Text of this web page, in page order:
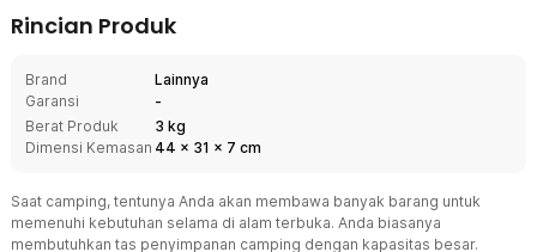
Rincian Produk
Brand
Lainnya
Garansi
-
Berat Produk
3 kg
Dimensi Kemasan 44 x 31 x 7 cm
Saat camping, tentunya Anda akan membawa banyak barang untuk
memenuhi kebutuhan selama di alam terbuka. Anda biasanya
membutuhkan tas penyimpanan camping dengan kapasitas besar.